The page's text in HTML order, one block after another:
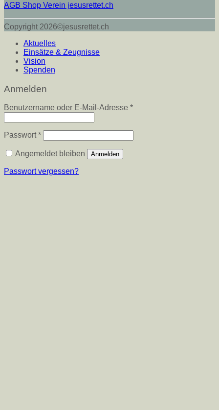
AGB Shop Verein jesusrettet.ch
Copyright 2026©jesusrettet.ch
Aktuelles
Einsätze & Zeugnisse
Vision
Spenden
Anmelden
Benutzername oder E-Mail-Adresse *Erforderlich
Passwort*Erforderlich
Angemeldet bleiben Anmelden
Passwort vergessen?